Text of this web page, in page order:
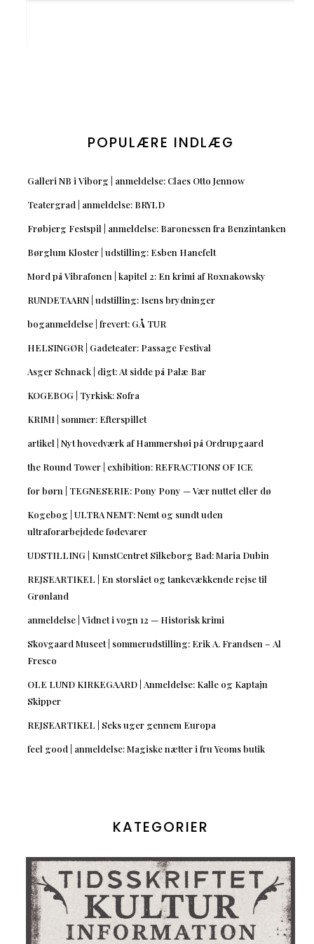
POPULÆRE INDLÆG
Galleri NB i Viborg | anmeldelse: Claes Otto Jennow
Teatergrad | anmeldelse: BRYLD
Frøbjerg Festspil | anmeldelse: Baronessen fra Benzintanken
Børglum Kloster | udstilling: Esben Hanefelt
Mord på Vibrafonen | kapitel 2: En krimi af Roxnakowsky
RUNDETAARN | udstilling: Isens brydninger
boganmeldelse | frevert: GÅ TUR
HELSINGØR | Gadeteater: Passage Festival
Asger Schnack | digt: At sidde på Palæ Bar
KOGEBOG | Tyrkisk: Sofra
KRIMI | sommer: Efterspillet
artikel | Nyt hovedværk af Hammershøi på Ordrupgaard
the Round Tower | exhibition: REFRACTIONS OF ICE
for børn | TEGNESERIE: Pony Pony — Vær nuttet eller dø
Kogebog | ULTRA NEMT: Nemt og sundt uden
ultraforarbejdede fødevarer
UDSTILLING | KunstCentret Silkeborg Bad: Maria Dubin
REJSEARTIKEL | En storslået og tankevækkende rejse til
Grønland
anmeldelse | Vidnet i vogn 12 — Historisk krimi
Skovgaard Museet | sommerudstilling: Erik A. Frandsen – Al
Fresco
OLE LUND KIRKEGAARD | Anmeldelse: Kalle og Kaptajn
Skipper
REJSEARTIKEL | Seks uger gennem Europa
feel good | anmeldelse: Magiske nætter i fru Yeoms butik
KATEGORIER